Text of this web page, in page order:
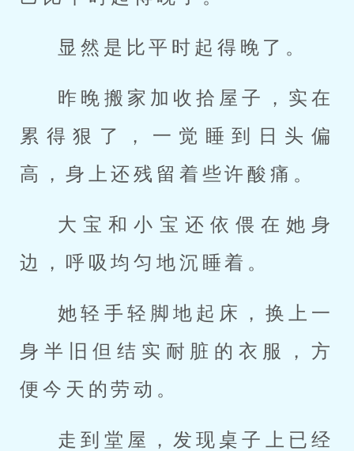
显然是比平时起得晚了。
昨晚搬家加收拾屋子，实在
累得狠了，一觉睡到日头偏
高，身上还残留着些许酸痛。
大宝和小宝还依偎在她身
边，呼吸均匀地沉睡着。
她轻手轻脚地起床，换上一
身半旧但结实耐脏的衣服，方
便今天的劳动。
走到堂屋，发现桌子上已经